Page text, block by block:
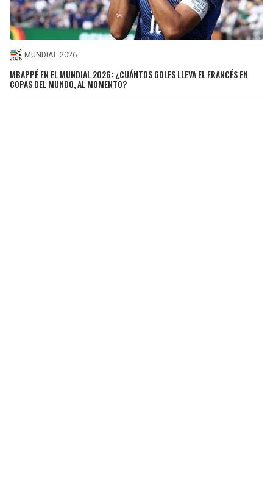
MUNDIAL 2026
MBAPPÉ EN EL MUNDIAL 2026: ¿CUÁNTOS GOLES LLEVA EL FRANCÉS EN
COPAS DEL MUNDO, AL MOMENTO?